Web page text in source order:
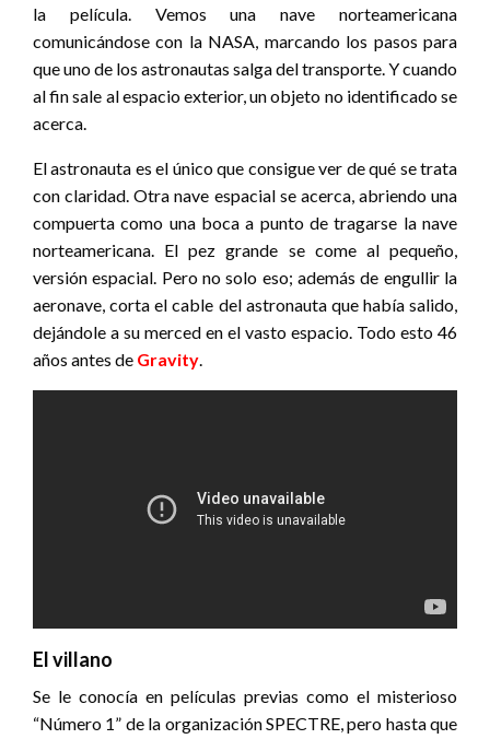
la película. Vemos una nave norteamericana
comunicándose con la NASA, marcando los pasos para
que uno de los astronautas salga del transporte. Y cuando
al fin sale al espacio exterior, un objeto no identificado se
acerca.
El astronauta es el único que consigue ver de qué se trata
con claridad. Otra nave espacial se acerca, abriendo una
compuerta como una boca a punto de tragarse la nave
norteamericana. El pez grande se come al pequeño,
versión espacial. Pero no solo eso; además de engullir la
aeronave, corta el cable del astronauta que había salido,
dejándole a su merced en el vasto espacio. Todo esto 46
años antes de Gravity.
El villano
Se le conocía en películas previas como el misterioso
“Número 1” de la organización SPECTRE, pero hasta que